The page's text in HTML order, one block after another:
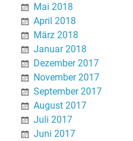
Mai 2018
April 2018
März 2018
Januar 2018
Dezember 2017
November 2017
September 2017
August 2017
Juli 2017
Juni 2017